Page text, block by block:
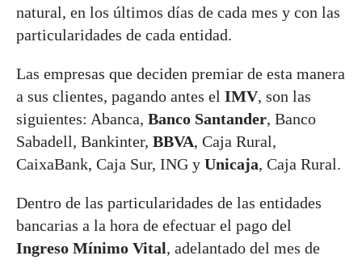
natural, en los últimos días de cada mes y con las
particularidades de cada entidad.
Las empresas que deciden premiar de esta manera
a sus clientes, pagando antes el IMV, son las
siguientes: Abanca, Banco Santander, Banco
Sabadell, Bankinter, BBVA, Caja Rural,
CaixaBank, Caja Sur, ING y Unicaja, Caja Rural.
Dentro de las particularidades de las entidades
bancarias a la hora de efectuar el pago del
Ingreso Mínimo Vital, adelantado del mes de